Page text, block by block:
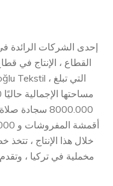
خلال هذا الإنتاج ،
مخملية في تركيا ،